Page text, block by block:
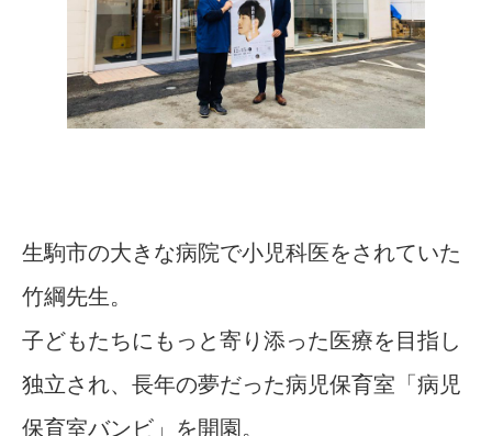
生駒市の大きな病院で小児科医をされていた
竹綱先生。
子どもたちにもっと寄り添った医療を目指し
独立され、長年の夢だった病児保育室「病児
保育室バンビ」を開園。